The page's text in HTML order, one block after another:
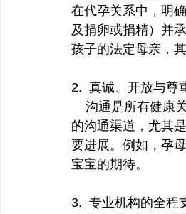
在代孕关系中，明
及捐卵或捐精）并
孩子的法定母亲，
2.  真诚、开放与尊
沟通是所有健康
的沟通渠道，尤其
要进展。例如，孕
宝宝的期待。
3.  专业机构的全程